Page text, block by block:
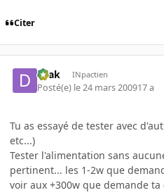
Citer
Drak INpactien
Posté(e) le 24 mars 200917 a
Tu as essayé de tester avec
etc...)
Tester l'alimentation sans
pertinent... les 1-2w que
voir aux +300w que demande